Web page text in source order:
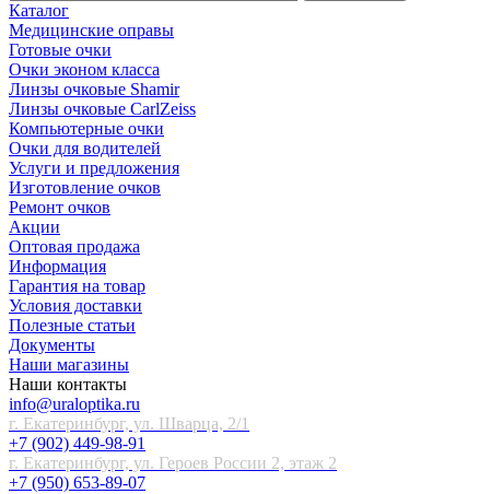
Каталог
Медицинские оправы
Готовые очки
Очки эконом класса
Линзы очковые Shamir
Линзы очковые CarlZeiss
Компьютерные очки
Очки для водителей
Услуги и предложения
Изготовление очков
Ремонт очков
Акции
Оптовая продажа
Информация
Гарантия на товар
Условия доставки
Полезные статьи
Документы
Наши магазины
Наши контакты
info@uraloptika.ru
г. Екатеринбург, ул. Шварца, 2/1
+7 (902) 449-98-91
г. Екатеринбург, ул. Героев России 2, этаж 2
+7 (950) 653-89-07